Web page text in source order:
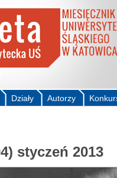
Autorzy
Działy
styczeń 2013